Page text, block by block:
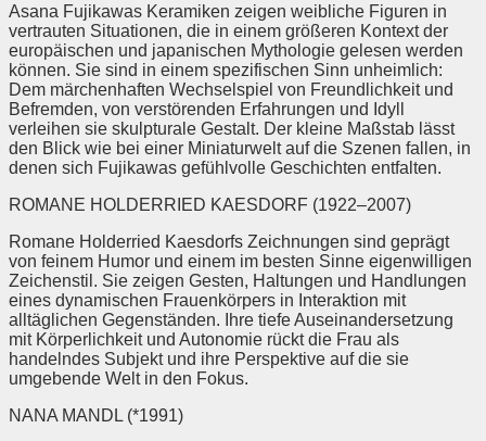
Asana Fujikawas Keramiken zeigen weibliche Figuren in
vertrauten Situationen, die in einem größeren Kontext der
europäischen und japanischen Mythologie gelesen werden
können. Sie sind in einem spezifischen Sinn unheimlich:
Dem märchenhaften Wechselspiel von Freundlichkeit und
Befremden, von verstörenden Erfahrungen und Idyll
verleihen sie skulpturale Gestalt. Der kleine Maßstab lässt
den Blick wie bei einer Miniaturwelt auf die Szenen fallen, in
denen sich Fujikawas gefühlvolle Geschichten entfalten.
ROMANE HOLDERRIED KAESDORF (1922–2007)
Romane Holderried Kaesdorfs Zeichnungen sind geprägt
von feinem Humor und einem im besten Sinne eigenwilligen
Zeichenstil. Sie zeigen Gesten, Haltungen und Handlungen
eines dynamischen Frauenkörpers in Interaktion mit
alltäglichen Gegenständen. Ihre tiefe Auseinandersetzung
mit Körperlichkeit und Autonomie rückt die Frau als
handelndes Subjekt und ihre Perspektive auf die sie
umgebende Welt in den Fokus.
NANA MANDL (*1991)